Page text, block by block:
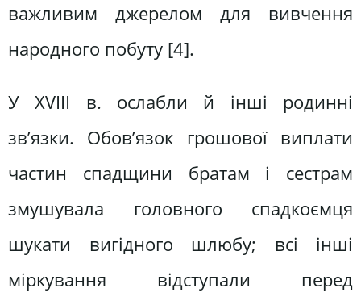
важливим джерелом для вивчення
народного побуту [4].
У XVIII в. ослабли й інші родинні
зв’язки. Обов’язок грошової виплати
частин спадщини братам і сестрам
змушувала головного спадкоємця
шукати вигідного шлюбу; всі інші
міркування відступали перед